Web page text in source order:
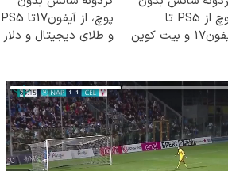
پوچ از PS5 تا
آیفون17 و بیت کوین
پوچ، از آیفون17تا PS5
و طلای دیجیتال و دلار